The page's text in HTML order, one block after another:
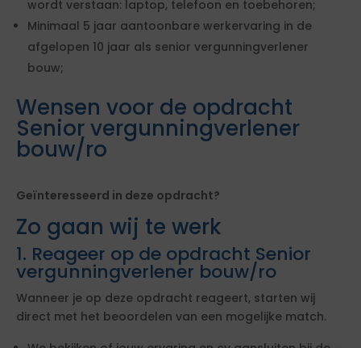
wordt verstaan: laptop, telefoon en toebehoren;
Minimaal 5 jaar aantoonbare werkervaring in de
afgelopen 10 jaar als senior vergunningverlener
bouw;
Wensen voor de opdracht
Senior vergunningverlener
bouw/ro
Geïnteresseerd in deze opdracht?
Zo gaan wij te werk
1. Reageer op de opdracht Senior
vergunningverlener bouw/ro
Wanneer je op deze opdracht reageert, starten wij
direct met het beoordelen van een mogelijke match.